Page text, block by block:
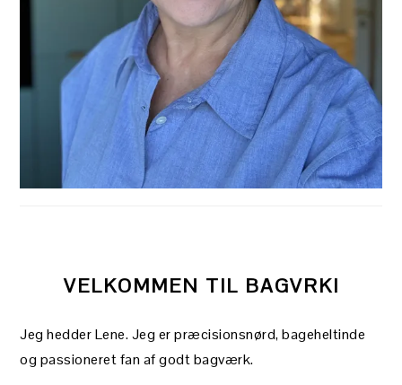
VELKOMMEN TIL BAGVRK!
Jeg hedder Lene. Jeg er præcisionsnørd, bageheltinde
og passioneret fan af godt bagværk.